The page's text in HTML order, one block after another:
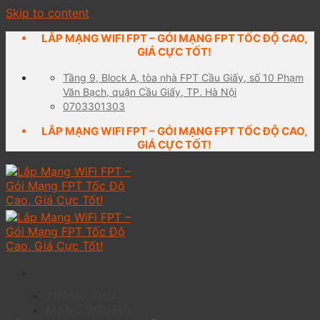
Skip to content
LẮP MẠNG WIFI FPT – GÓI MẠNG FPT TỐC ĐỘ CAO,
GIÁ CỰC TỐT!
Tầng 9, Block A, tòa nhà FPT Cầu Giấy, số 10 Phạm
Văn Bạch, quận Cầu Giấy, TP. Hà Nội
0703301303
LẮP MẠNG WIFI FPT – GÓI MẠNG FPT TỐC ĐỘ CAO,
GIÁ CỰC TỐT!